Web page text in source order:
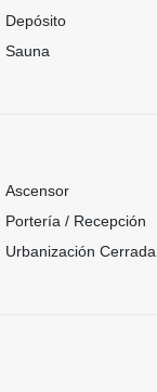
Depósito
Sauna
Ascensor
Portería / Recepción
Urbanización Cerrada